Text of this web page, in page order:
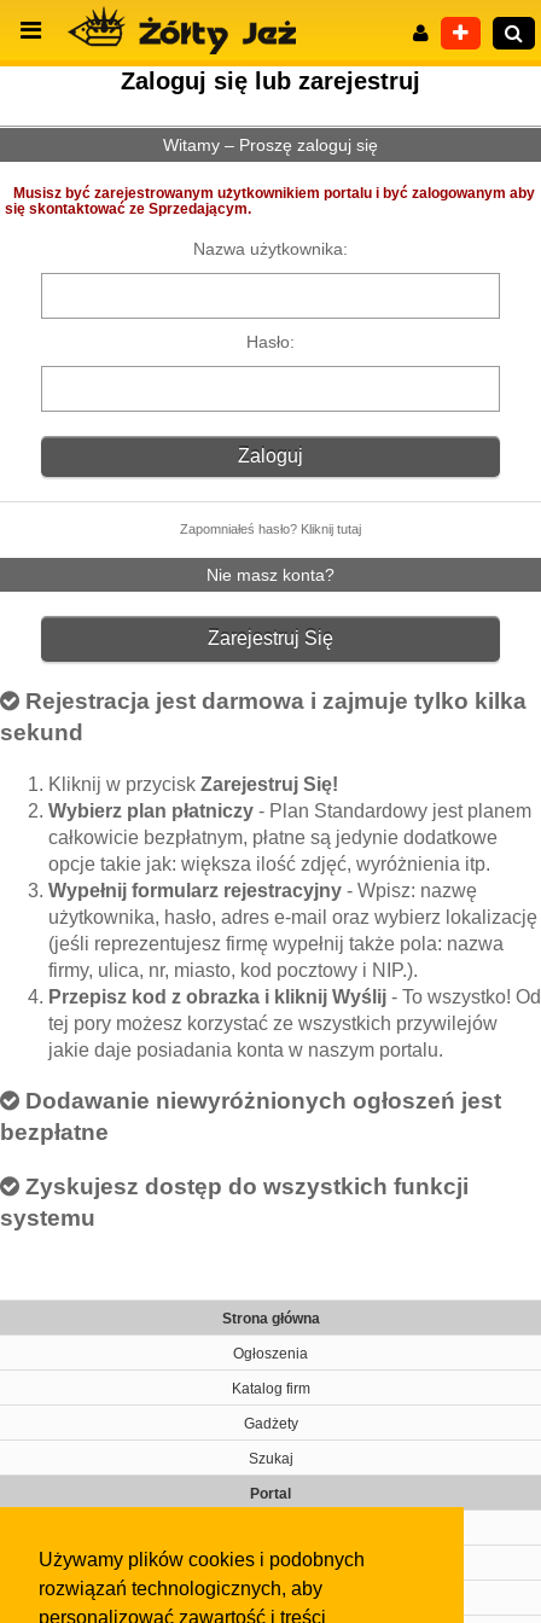
Używamy plików cookies i podobnych
rozwiązań technologicznych, aby
personalizować zawartość i treści
Wyszukiwanie zaawansowane
Zaloguj się lub zarejestruj
Witamy – Proszę zaloguj się
Musisz być zarejestrowanym użytkownikiem portalu i być zalogowanym aby
się skontaktować ze Sprzedającym.
Nazwa użytkownika:
Hasło:
Zapomniałeś hasło? Kliknij tutaj
Nie masz konta?
Zarejestruj Się
Rejestracja jest darmowa i zajmuje tylko kilka
sekund
Kliknij w przycisk Zarejestruj Się!
Wybierz plan płatniczy - Plan Standardowy jest planem
całkowicie bezpłatnym, płatne są jedynie dodatkowe
opcje takie jak: większa ilość zdjęć, wyróżnienia itp.
Wypełnij formularz rejestracyjny - Wpisz: nazwę
użytkownika, hasło, adres e-mail oraz wybierz lokalizację
(jeśli reprezentujesz firmę wypełnij także pola: nazwa
firmy, ulica, nr, miasto, kod pocztowy i NIP.).
Przepisz kod z obrazka i kliknij Wyślij - To wszystko! Od
tej pory możesz korzystać ze wszystkich przywilejów
jakie daje posiadania konta w naszym portalu.
Dodawanie niewyróżnionych ogłoszeń jest
bezpłatne
Zyskujesz dostęp do wszystkich funkcji
systemu
Strona główna
Ogłoszenia
Katalog firm
Gadżety
Szukaj
Portal
Kontakt
Regulamin